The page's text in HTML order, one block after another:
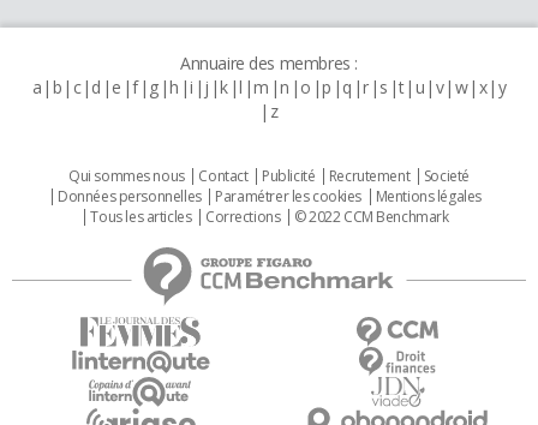
Annuaire des membres :
a b c d e f g h i j k l m n o p q r s t u v w x y
z
Qui sommes nous Contact Publicité Recrutement
Societé
Données personnelles
Paramétrer les cookies
Mentions légales
Tous les articles
Corrections © 2022 CCM Benchmark